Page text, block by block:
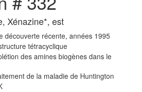
Xénazine*, est
découverte récente, années 1995
tétracyclique
des amines biogènes dans le
de la maladie de Huntington